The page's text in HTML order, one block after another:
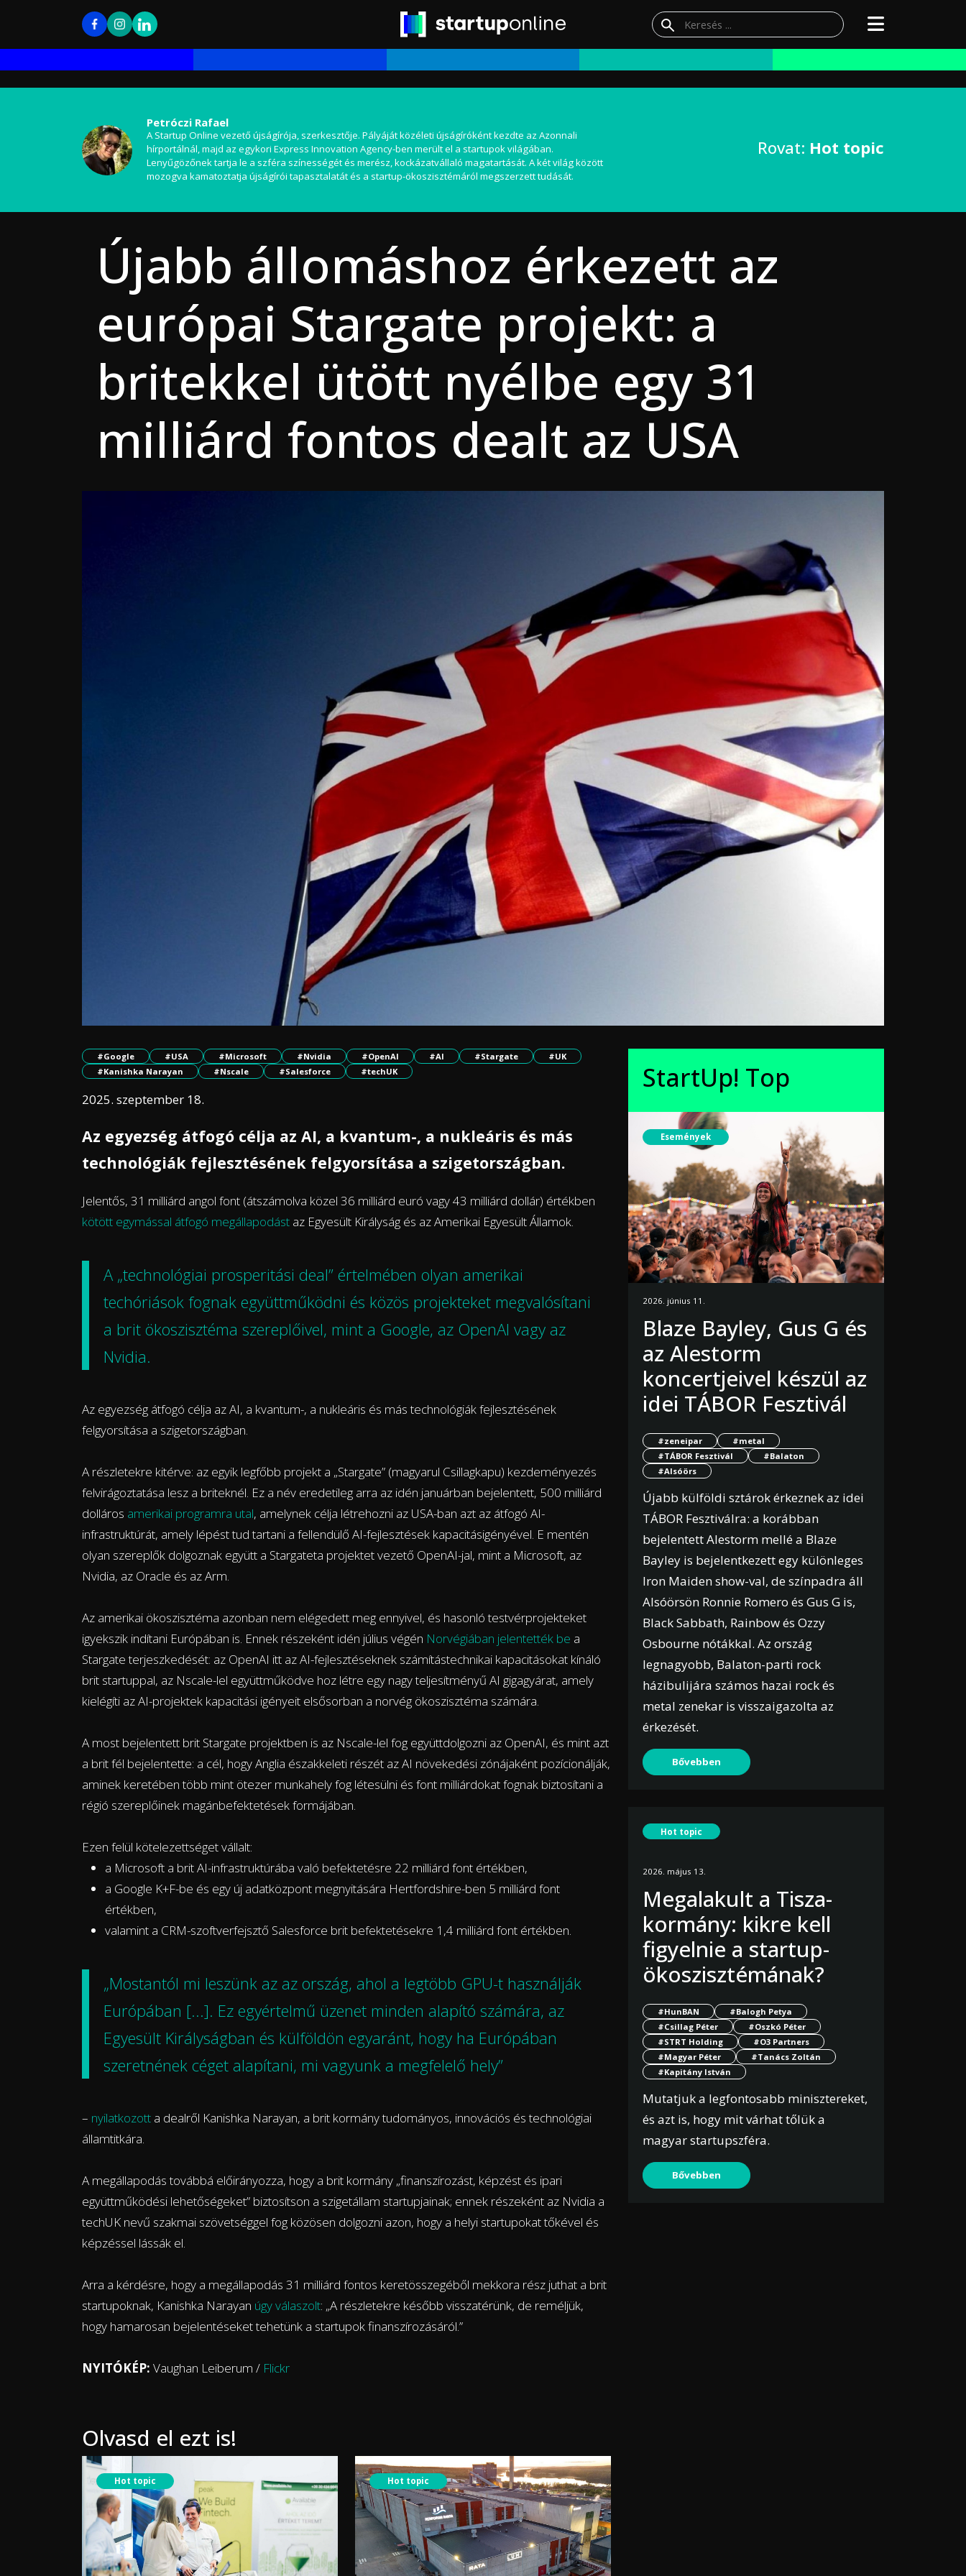
Petróczi Rafael
A Startup Online vezető újságírója, szerkesztője. Pályáját közéleti újságíróként kezdte az Azonnali
hírportálnál, majd az egykori Express Innovation Agency-ben merült el a startupok világában.
Lenyűgözőnek tartja le a szféra színességét és merész, kockázatvállaló magatartását. A két világ között
mozogva kamatoztatja újságírói tapasztalatát és a startup-ökoszisztémáról megszerzett tudását.
Rovat: Hot topic
Újabb állomáshoz érkezett az
európai Stargate projekt: a
britekkel ütött nyélbe egy 31
milliárd fontos dealt az USA
#Google #USA #Microsoft #Nvidia #OpenAI #AI #Stargate
#UK
#Kanishka Narayan
#Nscale #Salesforce #techUK
2025. szeptember 18.
Az egyezség átfogó célja az AI, a kvantum-, a nukleáris és más
technológiák fejlesztésének felgyorsítása a szigetországban.
Jelentős, 31 milliárd angol font (átszámolva közel 36 milliárd euró vagy 43 milliárd dollár) értékben
kötött egymással átfogó megállapodást az Egyesült Királyság és az Amerikai Egyesült Államok.
A „technológiai prosperitási deal” értelmében olyan amerikai
techóriások fognak együttműködni és közös projekteket megvalósítani
a brit ökoszisztéma szereplőivel, mint a Google, az OpenAI vagy az
Nvidia.
Az egyezség átfogó célja az AI, a kvantum-, a nukleáris és más technológiák fejlesztésének
felgyorsítása a szigetországban.
A részletekre kitérve: az egyik legfőbb projekt a „Stargate” (magyarul Csillagkapu) kezdeményezés
felvirágoztatása lesz a briteknél. Ez a név eredetileg arra az idén januárban bejelentett, 500 milliárd
dolláros amerikai programra utal, amelynek célja létrehozni az USA-ban azt az átfogó AI-
infrastruktúrát, amely lépést tud tartani a fellendülő AI-fejlesztések kapacitásigényével. E mentén
olyan szereplők dolgoznak együtt a Stargateta projektet vezető OpenAI-jal, mint a Microsoft, az
Nvidia, az Oracle és az Arm.
Az amerikai ökoszisztéma azonban nem elégedett meg ennyivel, és hasonló testvérprojekteket
igyekszik indítani Európában is. Ennek részeként idén július végén Norvégiában jelentették be a
Stargate terjeszkedését: az OpenAI itt az AI-fejlesztéseknek számítástechnikai kapacitásokat kínáló
brit startuppal, az Nscale-lel együttműködve hoz létre egy nagy teljesítményű AI gigagyárat, amely
kielégíti az AI-projektek kapacitási igényeit elsősorban a norvég ökoszisztéma számára.
A most bejelentett brit Stargate projektben is az Nscale-lel fog együttdolgozni az OpenAI, és mint azt
a brit fél bejelentette: a cél, hogy Anglia északkeleti részét az AI növekedési zónájaként pozícionálják,
aminek keretében több mint ötezer munkahely fog létesülni és font milliárdokat fognak biztosítani a
régió szereplőinek magánbefektetések formájában.
Ezen felül kötelezettséget vállalt:
a Microsoft a brit AI-infrastruktúrába való befektetésre 22 milliárd font értékben,
a Google K+F-be és egy új adatközpont megnyitására Hertfordshire-ben 5 milliárd font
értékben,
valamint a CRM-szoftverfejsztő Salesforce brit befektetésekre 1,4 milliárd font értékben.
„Mostantól mi leszünk az az ország, ahol a legtöbb GPU-t használják
Európában [...]. Ez egyértelmű üzenet minden alapító számára, az
Egyesült Királyságban és külföldön egyaránt, hogy ha Európában
szeretnének céget alapítani, mi vagyunk a megfelelő hely”
– nyilatkozott a dealről Kanishka Narayan, a brit kormány tudományos, innovációs és technológiai
államtitkára.
A megállapodás továbbá előirányozza, hogy a brit kormány „finanszírozást, képzést és ipari
együttműködési lehetőségeket” biztosítson a szigetállam startupjainak; ennek részeként az Nvidia a
techUK nevű szakmai szövetséggel fog közösen dolgozni azon, hogy a helyi startupokat tőkével és
képzéssel lássák el.
Arra a kérdésre, hogy a megállapodás 31 milliárd fontos keretösszegéből mekkora rész juthat a brit
startupoknak, Kanishka Narayan úgy válaszolt: „A részletekre később visszatérünk, de reméljük,
hogy hamarosan bejelentéseket tehetünk a startupok finanszírozásáról.”
NYITÓKÉP: Vaughan Leiberum / Flickr
Olvasd el ezt is!
Hot topic Hot topic
StartUp! Top
Események
2026. június 11.
Blaze Bayley, Gus G és
az Alestorm
koncertjeivel készül az
idei TÁBOR Fesztivál
#zeneipar
#metal
#TÁBOR Fesztivál
#Balaton
#Alsóörs
Újabb külföldi sztárok érkeznek az idei
TÁBOR Fesztiválra: a korábban
bejelentett Alestorm mellé a Blaze
Bayley is bejelentkezett egy különleges
Iron Maiden show-val, de színpadra áll
Alsóörsön Ronnie Romero és Gus G is,
Black Sabbath, Rainbow és Ozzy
Osbourne nótákkal. Az ország
legnagyobb, Balaton-parti rock
házibulijára számos hazai rock és
metal zenekar is visszaigazolta az
érkezését.
Bővebben
Hot topic
2026. május 13.
Megalakult a Tisza-
kormány: kikre kell
figyelnie a startup-
ökoszisztémának?
#HunBAN
#Balogh Petya
#Csillag Péter
#Oszkó Péter
#STRT Holding
#O3 Partners
#Magyar Péter
#Tanács Zoltán
#Kapitány István
Mutatjuk a legfontosabb minisztereket,
és azt is, hogy mit várhat tőlük a
magyar startupszféra.
Bővebben